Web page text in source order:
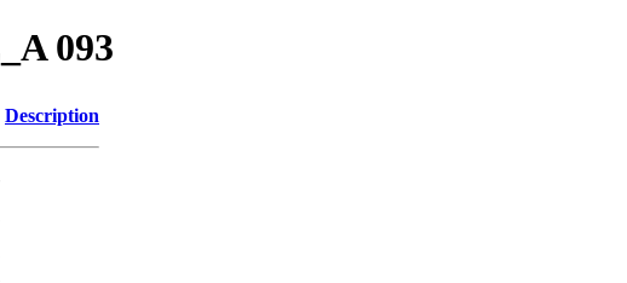
093
Description